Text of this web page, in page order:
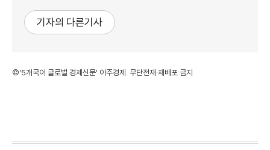
기자의 다른기사
©'5개국어 글로벌 경제신문' 아주경제. 무단전재·재배포 금지